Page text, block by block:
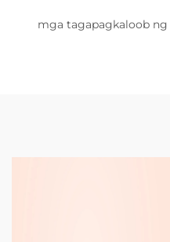
mga tagapagkaloob